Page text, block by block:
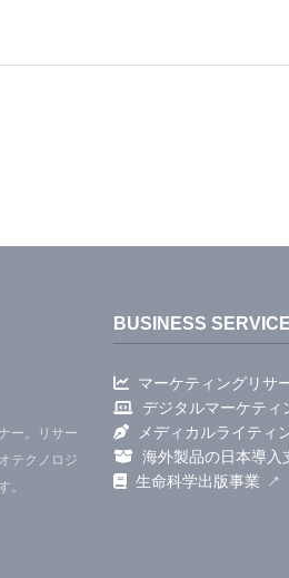
性ポリエステル（ポリカプロ
ている。
ー。リサー
テクノロジ
。
BUSINESS
マーケティングリサ
デジタルマーケティ
メディカルライティ
海外製品の日本導入
生命科学出版事業